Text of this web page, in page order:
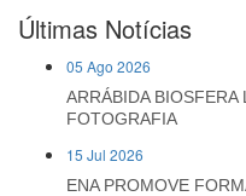
Últimas Notícias
05 Ago 2026
ARRÁBIDA BIOSFERA
FOTOGRAFIA
15 Jul 2026
ENA PROMOVE